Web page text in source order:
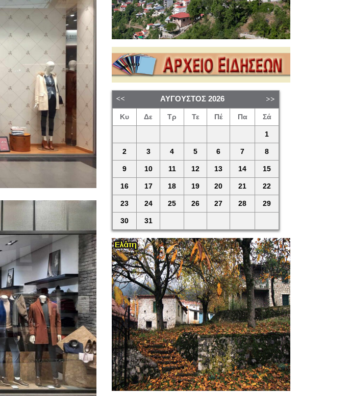
ΑΎΓΟΥΣΤΟΣ 2026
Κυ Δε Τρ Τε Πέ Πα Σά
1
2 3 4 5 6 7 8
9 10 11 12 13 14 15
16 17 18 19 20 21 22
23 24 25 26 27 28 29
30 31